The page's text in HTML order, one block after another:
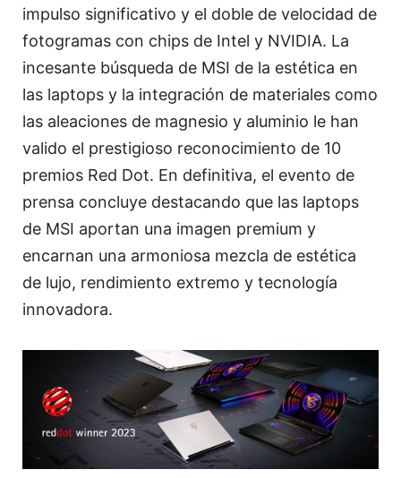
impulso significativo y el doble de velocidad de
fotogramas con chips de Intel y NVIDIA. La
incesante búsqueda de MSI de la estética en
las laptops y la integración de materiales como
las aleaciones de magnesio y aluminio le han
valido el prestigioso reconocimiento de 10
premios Red Dot. En definitiva, el evento de
prensa concluye destacando que las laptops
de MSI aportan una imagen premium y
encarnan una armoniosa mezcla de estética
de lujo, rendimiento extremo y tecnología
innovadora.